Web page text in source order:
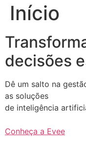
Início
decisões
Dê um salto na
as soluções
de inteligência
Conheça a Evee